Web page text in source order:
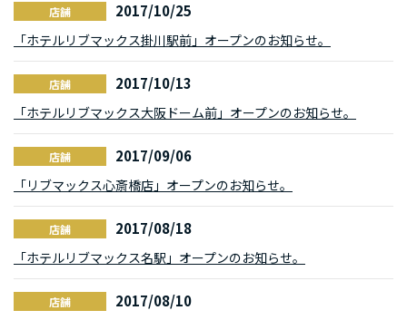
店舗 2017/10/25
「ホテルリブマックス掛川駅前」オープンのお知らせ。
店舗 2017/10/13
「ホテルリブマックス大阪ドーム前」オープンのお知らせ。
店舗 2017/09/06
「リブマックス心斎橋店」オープンのお知らせ。
店舗 2017/08/18
「ホテルリブマックス名駅」オープンのお知らせ。
店舗 2017/08/10